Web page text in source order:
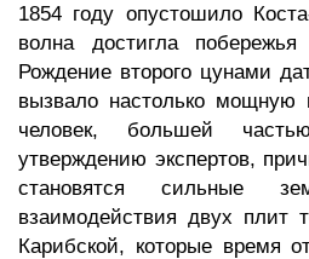
1854 году опустошило
волна достигла
Рождение второго цунами
вызвало настолько мощную
человек, большей
утверждению экспертов,
становятся сильные
взаимодействия двух плит
Карибской, которые время